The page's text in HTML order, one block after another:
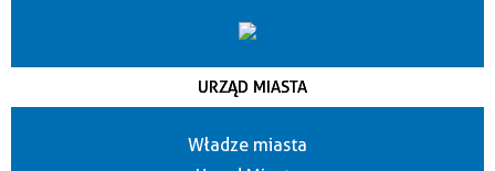
URZĄD MIASTA
Władze miasta